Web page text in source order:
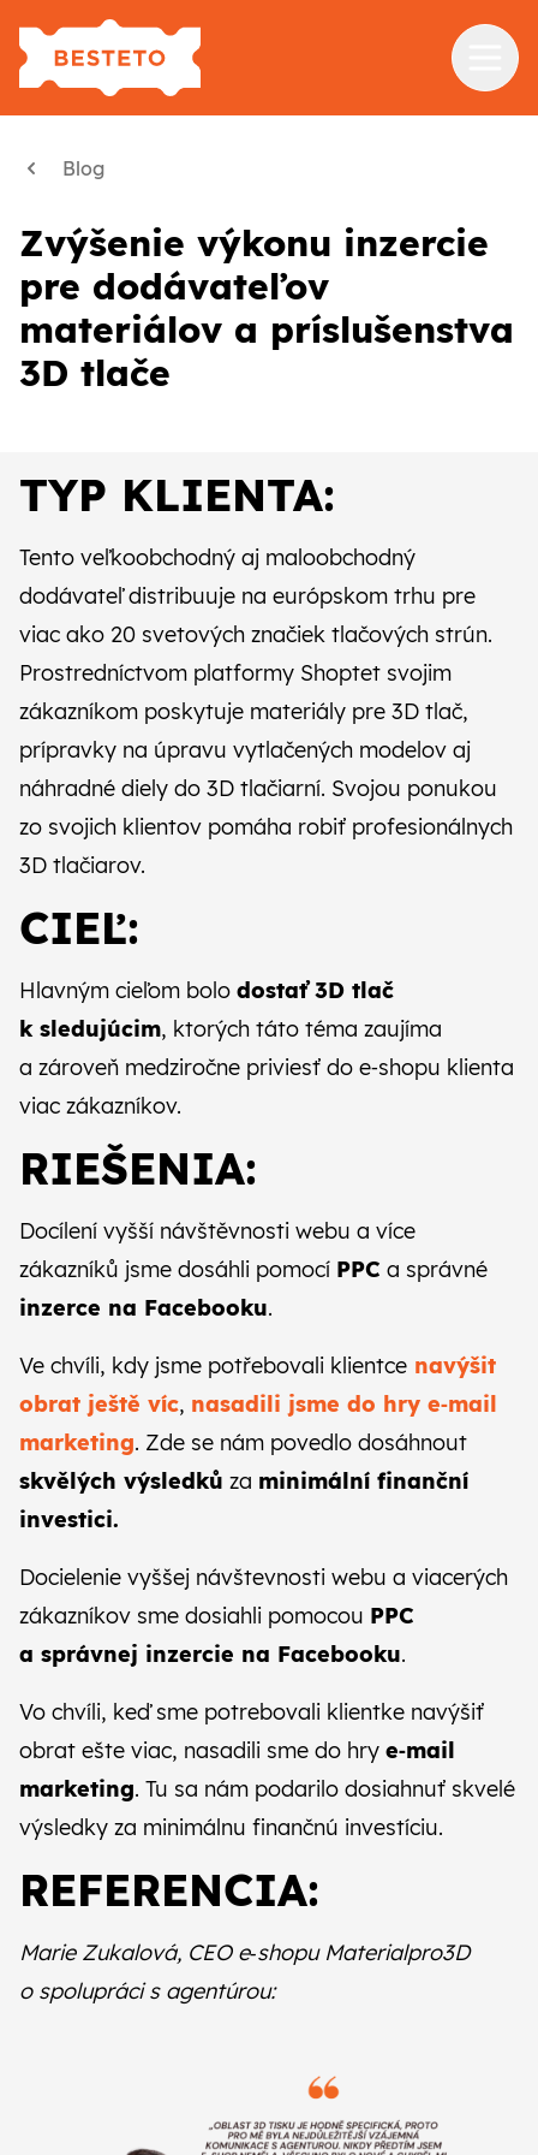
Referencie
Blog
O nás
CZ SK
Blog
Zvýšenie výkonu inzercie
pre dodávateľov
materiálov a príslušenstva
3D tlače
TYP KLIENTA:
Tento veľkoobchodný aj maloobchodný
dodávateľdistribuuje na európskom trhu pre
viac ako 20 svetových značiek tlačových strún.
Prostredníctvom platformy Shoptet svojim
zákazníkom poskytuje materiály pre 3D tlač,
prípravky na úpravu vytlačených modelov aj
náhradné diely do 3D tlačiarní. Svojou ponukou
zo svojich klientov pomáha robiť profesionálnych
3D tlačiarov.
CIEĽ:
Hlavným cieľom bolo dostať 3D tlač
k sledujúcim, ktorých táto téma zaujíma
a zároveň medziročne priviesť do e‑shopu klienta
viac zákazníkov.
RIEŠENIA:
Docílení vyšší návštěvnosti webu a více
zákazníků jsme dosáhli pomocí PPC a správné
inzerce na Facebooku.
Ve chvíli, kdy jsme potřebovali klientce navýšit
obrat ještě víc, nasadili jsme do hry e‑mail
marketing. Zde se nám povedlo dosáhnout
skvělých výsledků za minimální finanční
investici.
Docielenie vyššej návštevnosti webu a viacerých
zákazníkov sme dosiahli pomocou PPC
a správnej inzercie na Facebooku.
Vo chvíli, keď sme potrebovali klientke navýšiť
obrat ešte viac, nasadili sme do hry e‑mail
marketing. Tu sa nám podarilo dosiahnuť skvelé
výsledky za minimálnu finančnú investíciu.
REFERENCIA:
Marie Zukalová, CEO e‑shopu Materialpro3D
o spolupráci s agentúrou: